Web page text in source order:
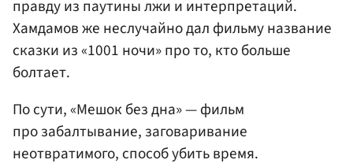
правду из паутины лжи и интерпретаций.
Хамдамов же неслучайно дал фильму название
сказки из «1001 ночи» про то, кто больше
болтает.
По сути, «Мешок без дна» — фильм
про забалтывание, заговаривание
неотвратимого, способ убить время.